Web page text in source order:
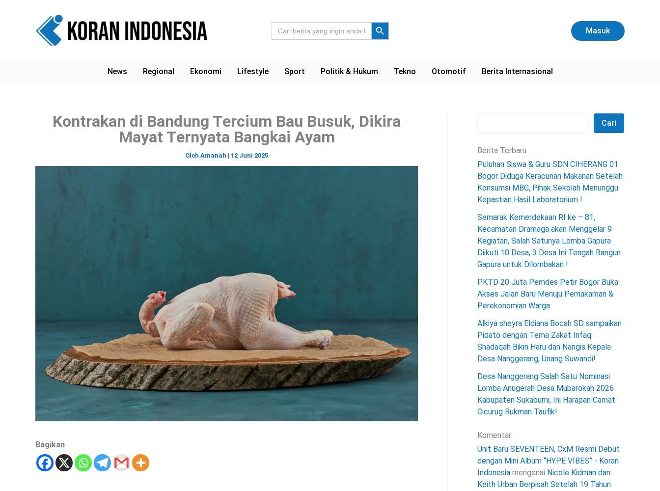
Search
for:
Search Button
Masuk
News Regional Ekonomi Lifestyle Sport Politik & Hukum Tekno Otomotif Berita Internasional
Kontrakan di Bandung Tercium Bau Busuk, Dikira
Mayat Ternyata Bangkai Ayam
Oleh Amanah | 12 Juni 2025
Bagikan
Cari
Berita Terbaru
Puluhan Siswa & Guru SDN CIHERANG 01
Bogor Diduga Keracunan Makanan Setelah
Konsumsi MBG, Pihak Sekolah Menunggu
Kepastian Hasil Laboratorium !
Semarak Kemerdekaan RI ke – 81,
Kecamatan Dramaga akan Menggelar 9
Kegiatan, Salah Satunya Lomba Gapura
Diikuti 10 Desa, 3 Desa Ini Tengah Bangun
Gapura untuk Dilombakan !
PKTD 20 Juta Pemdes Petir Bogor Buka
Akses Jalan Baru Menuju Pemakaman &
Perekonomian Warga
Alkiya sheyra Eldiana Bocah SD sampaikan
Pidato dengan Tema Zakat Infaq
Shadaqah Bikin Haru dan Nangis Kepala
Desa Nanggerang, Unang Suwandi!
Desa Nanggerang Salah Satu Nominasi
Lomba Anugerah Desa Mubarokah 2026
Kabupaten Sukabumi, Ini Harapan Camat
Cicurug Rukman Taufik!
Komentar
Unit Baru SEVENTEEN, CxM Resmi Debut
dengan Mini Album “HYPE VIBES” - Koran
Indonesia mengenai Nicole Kidman dan
Keith Urban Berpisah Setelah 19 Tahun